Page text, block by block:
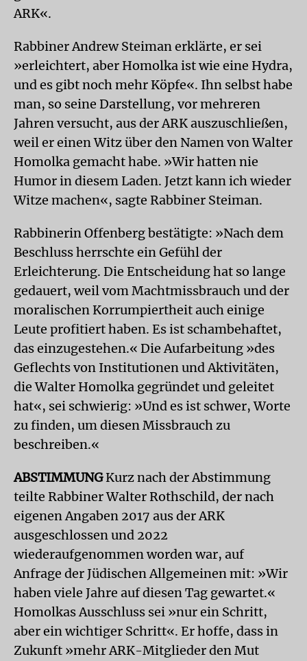
ARK«.
Rabbiner Andrew Steiman erklärte, er sei
»erleichtert, aber Homolka ist wie eine Hydra,
und es gibt noch mehr Köpfe«. Ihn selbst habe
man, so seine Darstellung, vor mehreren
Jahren versucht, aus der ARK auszuschließen,
weil er einen Witz über den Namen von Walter
Homolka gemacht habe. »Wir hatten nie
Humor in diesem Laden. Jetzt kann ich wieder
Witze machen«, sagte Rabbiner Steiman.
Rabbinerin Offenberg bestätigte: »Nach dem
Beschluss herrschte ein Gefühl der
Erleichterung. Die Entscheidung hat so lange
gedauert, weil vom Machtmissbrauch und der
moralischen Korrumpiertheit auch einige
Leute profitiert haben. Es ist schambehaftet,
das einzugestehen.« Die Aufarbeitung »des
Geflechts von Ins­titutionen und Aktivitäten,
die Walter Homolka gegründet und geleitet
hat«, sei schwierig: »Und es ist schwer, Worte
zu finden, um diesen Missbrauch zu
beschreiben.«
ABSTIMMUNGKurz nach der Abstimmung
teilte Rabbiner Walter Rothschild, der nach
eigenen Angaben 2017 aus der ARK
ausgeschlossen und 2022
wiederaufgenommen worden war, auf
Anfrage der Jüdischen Allgemeinen mit: »Wir
haben viele Jahre auf diesen Tag gewartet.«
Homolkas Ausschluss sei »nur ein Schritt,
aber ein wichtiger Schritt«. Er hoffe, dass in
Zukunft »mehr ARK-Mitglieder den Mut